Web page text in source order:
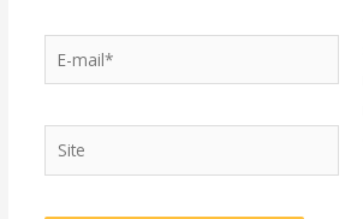
mail*
Site